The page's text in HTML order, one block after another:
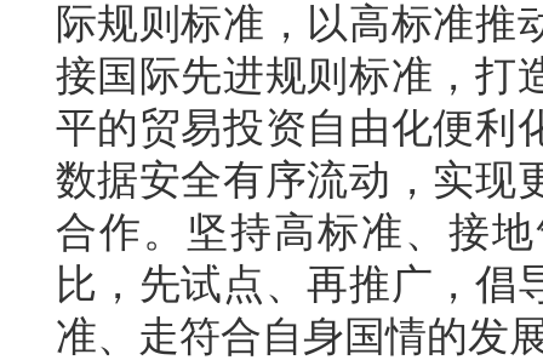
际规则标准，以高标准推
接国际先进规则标准，打
平的贸易投资自由化便利
数据安全有序流动，实现
合作。坚持高标准、接
比，先试点、再推广，倡
准、走符合自身国情的发